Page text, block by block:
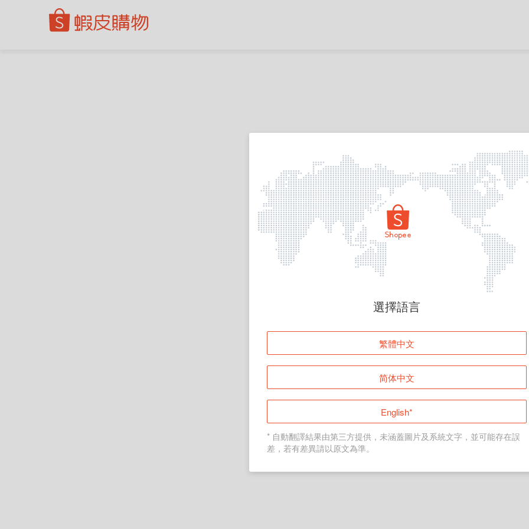
頁面無法顯示
登入
返回首頁
選擇語言
繁體中文
简体中文
English*
* 自動翻譯結果由第三方提供，未涵蓋圖片及系統文字，並可能存在誤
差，若有差異請以原文為準。